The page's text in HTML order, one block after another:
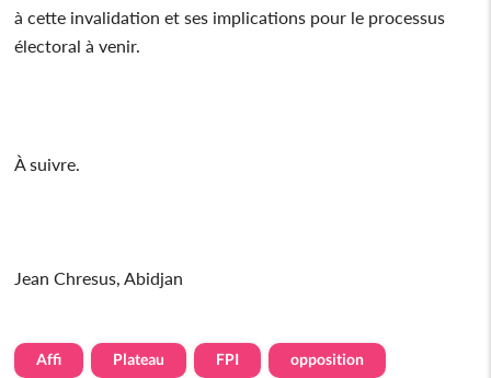
à cette invalidation et ses implications pour le processus
électoral à venir.
À suivre.
Jean Chresus, Abidjan
Affi Plateau FPI opposition